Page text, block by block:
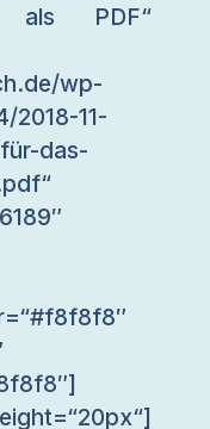
als PDF“
wp-
2018-11-
das-